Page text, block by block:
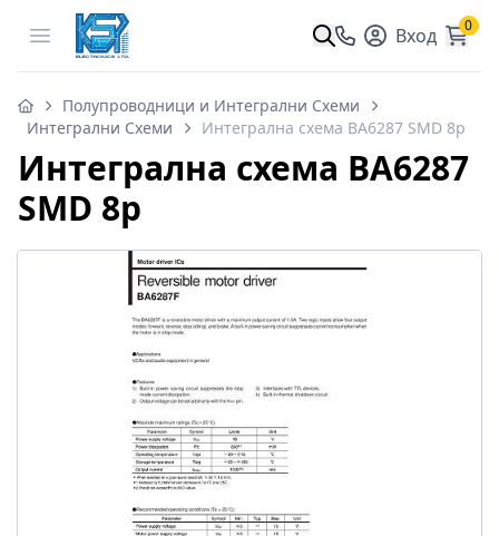
Open menu Вход 0
Полупроводници и Интегрални Схеми
Интегрални Схеми
Интегрална схема BA6287 SMD 8p
Интегрална схема BA6287
SMD 8p